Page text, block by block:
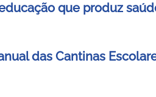
que produz
das Cantinas